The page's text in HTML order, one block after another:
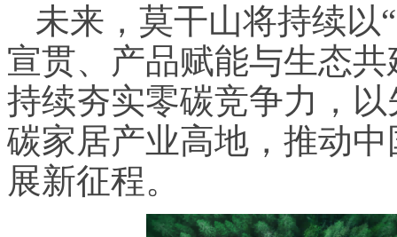
未来，莫干山将持续以
宣贯、产品赋能与生态
持续夯实零碳竞争力，
碳家居产业高地，推动
展新征程。